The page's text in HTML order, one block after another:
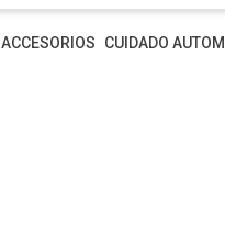
ACCESORIOS CUIDADO